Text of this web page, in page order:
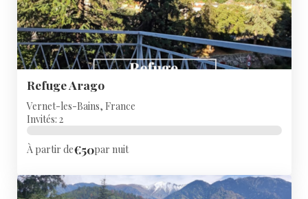
Refuge Arago
Vernet-les-Bains, France
Invités: 2
À partir de€50par nuit